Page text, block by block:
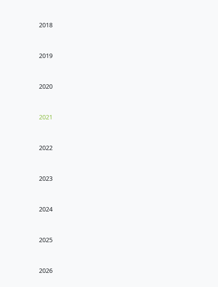
2018
2019
2020
2021
2022
2023
2024
2025
2026